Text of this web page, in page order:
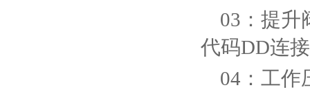
03：提升
代码DD连
04：工作